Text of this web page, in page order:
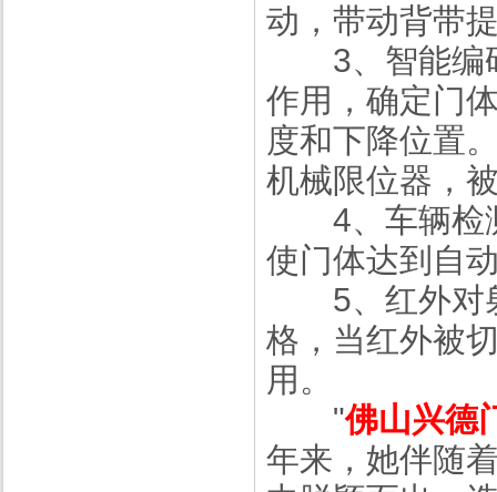
动，带动背带
3、智能编码
作用，确定门
度和下降位置
机械限位器，
4、车辆检测
使门体达到自
5、红外对射
格，当红外被
用。
"佛山兴德
年来，她伴随